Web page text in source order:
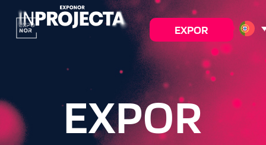
EXPOR
EXPOR